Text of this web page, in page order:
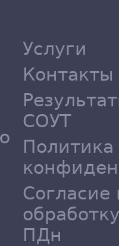
Услуги
Контакты
СОУТ
Политика
Согласие
ПДн